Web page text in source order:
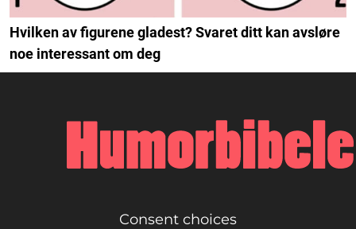
Hvilken av figurene gladest? Svaret ditt kan avsløre
noe interessant om deg
Consent choices